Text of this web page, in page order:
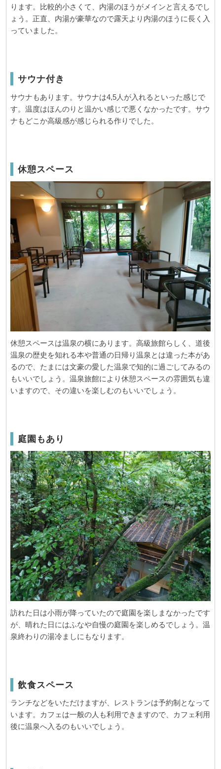
ります。比較的小さくて、内湯のほうがメインと言えるでし
ょう。正直、内湯が豪華なので露天より内湯のほうに長く入
っていました。
サウナ付き
サウナもあります。サウナは4,5人が入れるといった感じで
す。温度はほんのりと温かい感じで悪くなかったです。サウ
ナもどこか高級感が感じられる作りでした。
休憩スペース
休憩スペースは温泉の横にあります。高級旅館らしく、道後
温泉の歴史を知れる本や普通の日帰り温泉とは違った本があ
るので、たまには文豪の愛した温泉で知的に過ごしてみるの
もいいでしょう。温泉旅館により休憩スペースの雰囲気も違
いますので、その違いを楽しむのもいいでしょう。
庭園もあり
訪れた日は小雨が降っていたので庭園を楽しまなかったです
が、晴れた日にはふなや自慢の庭園を楽しめるでしょう。温
泉終わりの湯冷ましにもなります。
飲食スペース
ランチなどをいただけますが、レストランは予約制となって
います。カフェは一般の人も利用できますので、カフェ利用
後に温泉へ入るのもいいでしょう。